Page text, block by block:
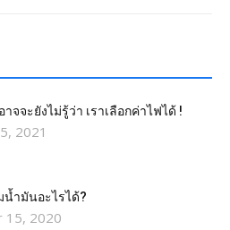
จจะยังไม่รู้ว่า เราเลือกค่าไฟได้ !
2021
น้ำมันอะไรได้?​
15, 2020